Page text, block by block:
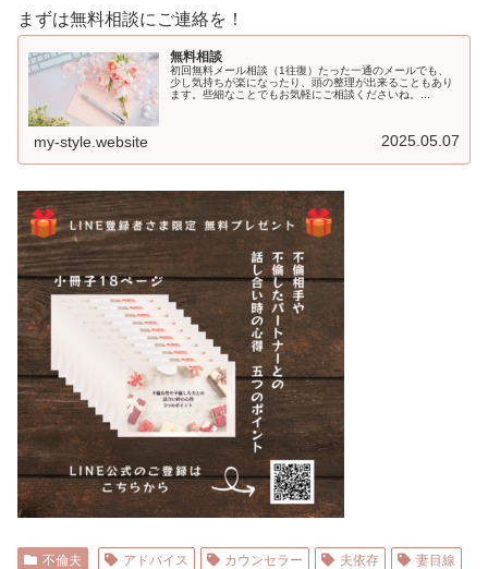
まずは無料相談にご連絡を！
無料相談
初回無料メール相談（1往復）たった一通のメールでも、
少し気持ちが楽になったり、頭の整理が出来ることもあり
ます。些細なことでもお気軽にご相談くださいね。...
my-style.website 2025.05.07
不倫夫 アドバイス カウンセラー 夫依存
妻目線